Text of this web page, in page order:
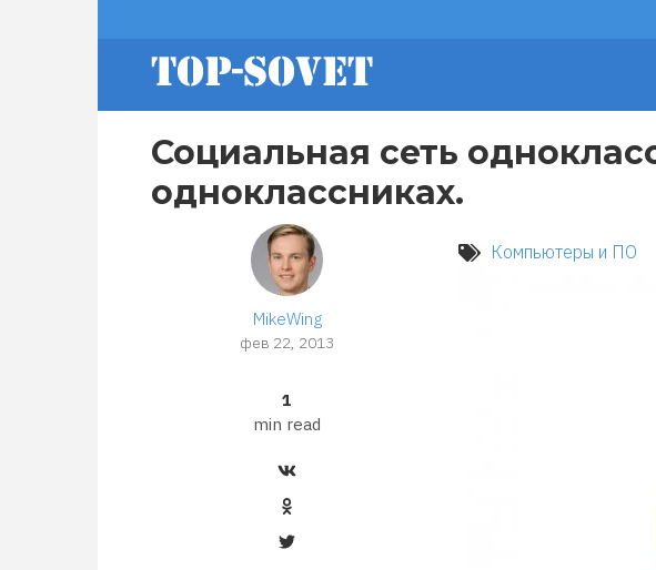
footer
menu
Социальная сеть
одноклассниках.
MikeWing
фев 22, 2013
1
min read
Компьютеры и ПО